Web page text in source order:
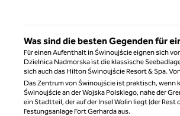
Was sind die besten Gegenden für
Für einen Aufenthalt in Świnoujście eignen sich
Dzielnica Nadmorska ist die klassische
sich auch das Hilton Świnoujście Resort & Spa.
Das Zentrum von Świnoujście ist praktisch,
Świnoujście an der Wojska Polskiego, nahe der
ein Stadtteil, der auf der Insel Wolin liegt (der
Festungsanlage Fort Gerharda aus.